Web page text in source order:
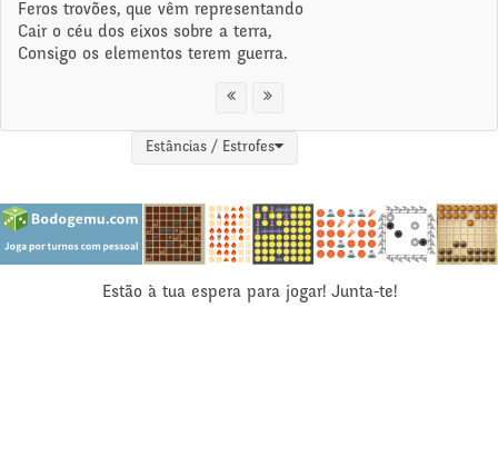
Feros trovões, que vêm representando
Cair o céu dos eixos sobre a terra,
Consigo os elementos terem guerra.
Estâncias / Estrofes
Estão à tua espera para jogar! Junta-te!